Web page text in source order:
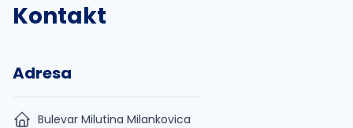
Kontakt
Adresa
Bulevar Milutina Milankovica